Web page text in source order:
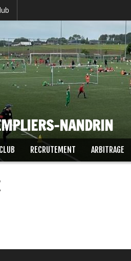
NANDRIN
RECRUTEMENT ARBITRAGE